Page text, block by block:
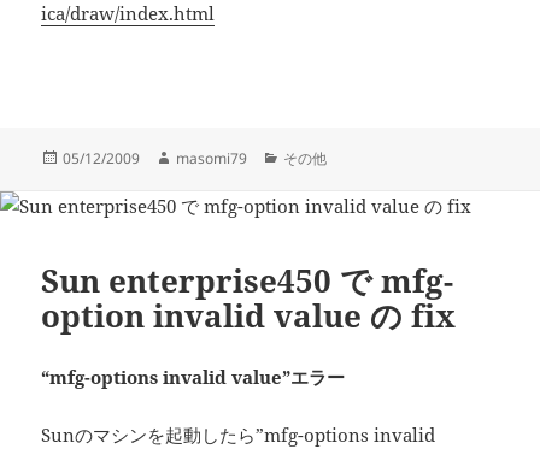
ica/draw/index.html
投
日:
05/12/2009
作
者
masomi79
カ
ゴ
その他
Sun enterprise450 で mfg-
option invalid value の fix
“mfg-options invalid value”エラー
Sunのマシンを起動したら”mfg-options invalid